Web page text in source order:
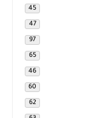
45
47
97
65
46
60
62